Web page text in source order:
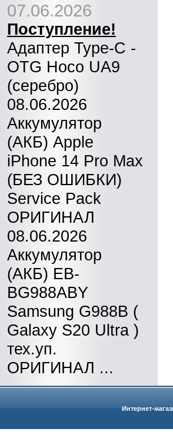
07.06.2026
Поступление!
Адаптер Type-C -
OTG Hoco UA9
(серебро)
08.06.2026
Аккумулятор
(АКБ) Apple
iPhone 14 Pro Max
(БЕЗ ОШИБКИ)
Service Pack
ОРИГИНАЛ
08.06.2026
Аккумулятор
(АКБ) EB-
BG988ABY
Samsung G988B (
Galaxy S20 Ultra )
тех.уп.
ОРИГИНАЛ ...
Интернет-